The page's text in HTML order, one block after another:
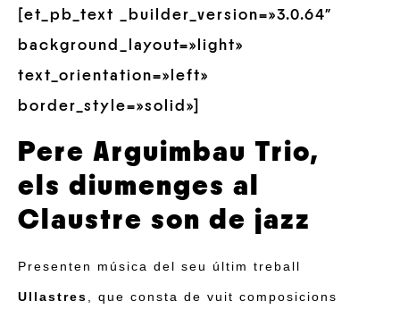
[et_pb_text _builder_version=»3.0.64″
background_layout=»light»
text_orientation=»left»
border_style=»solid»]
Pere Arguimbau Trio,
els diumenges al
Claustre son de jazz
Presenten música del seu últim treball
Ullastres , que consta de vuit composicions